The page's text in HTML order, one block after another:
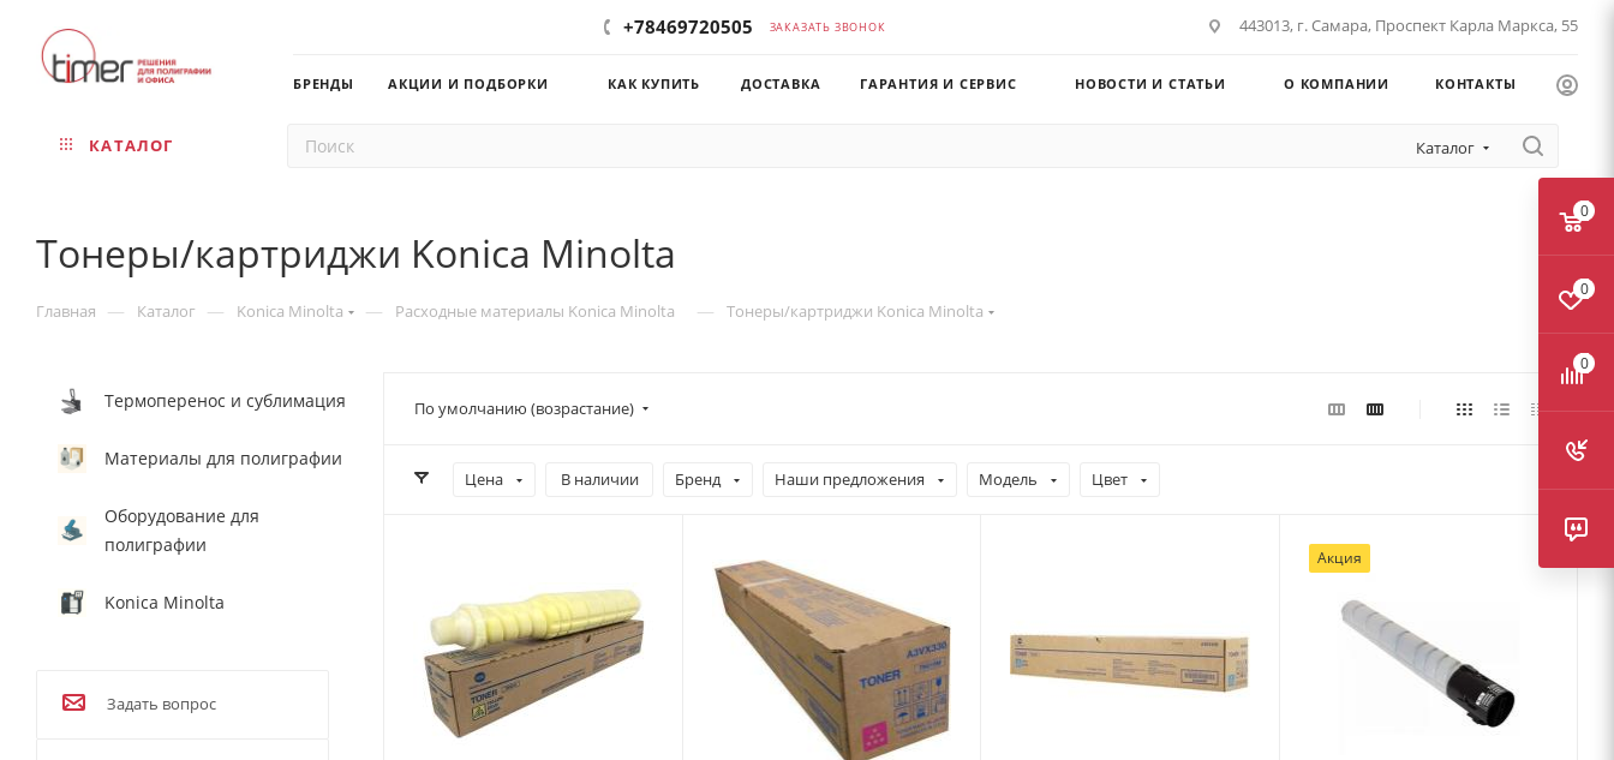
+78469720505 ЗАКАЗАТЬ ЗВОНОК 443013, г. Самара, Проспект Карла Маркса, 55
БРЕНДЫ АКЦИИ И ПОДБОРКИ КАК КУПИТЬ ДОСТАВКА ГАРАНТИЯ И СЕРВИС НОВОСТИ И СТАТЬИ О КОМПАНИИ КОНТАКТЫ
КАТАЛОГ Каталог
Тонеры/картриджи Konica Minolta
Главная — Каталог — Konica Minolta — Расходные материалы Konica Minolta — Тонеры/картриджи Konica Minolta
По умолчанию (возрастание)
Цена В наличии Бренд Наши предложения Модель Цвет
Акция
Термоперенос и сублимация
Материалы для полиграфии
Оборудование для
полиграфии
Konica Minolta
Задать вопрос
0
0
0